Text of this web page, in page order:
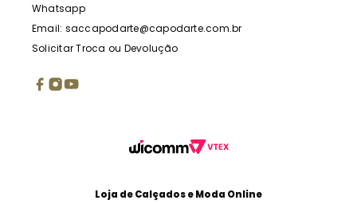
Whatsapp
Email: saccapodarte@capodarte.com.br
Solicitar Troca ou Devolução
Loja de Calçados e Moda Online